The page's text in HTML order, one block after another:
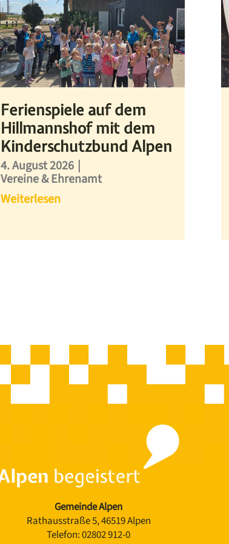
Ferienspiele auf dem
Hillmannshof mit dem
Kinderschutzbund Alpen
4. August 2026 |
Vereine & Ehrenamt
Weiterlesen
Gemeinde Alpen
Rathausstraße 5, 46519 Alpen
Telefon:02802 912-0